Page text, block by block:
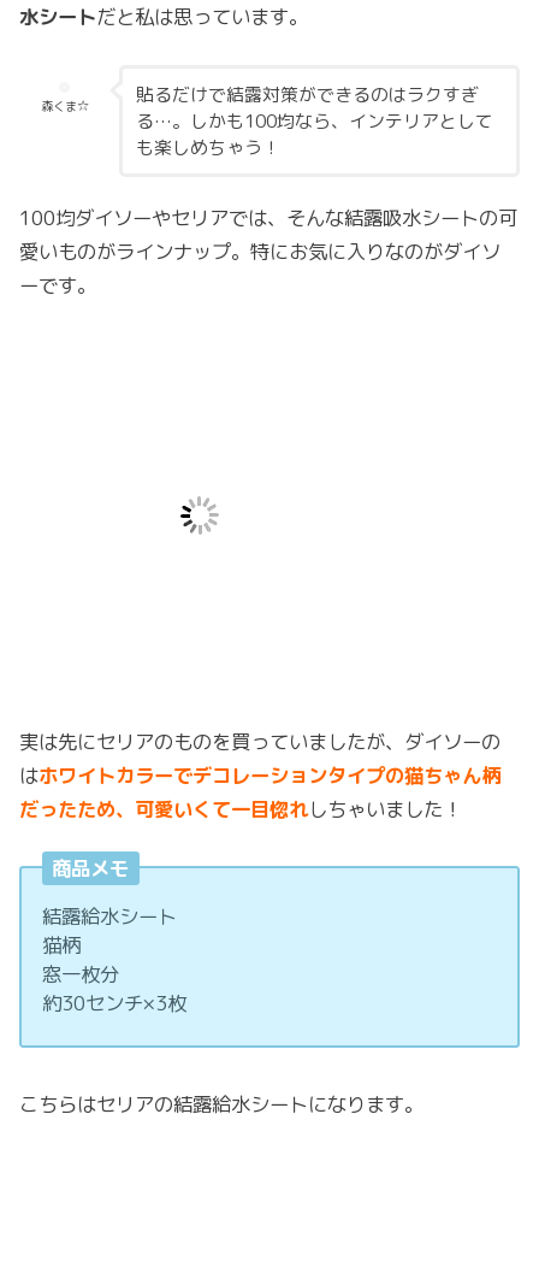
水シートだと私は思っています。
森くま☆
貼るだけで結露対策ができるのはラクすぎ
る…。しかも100均なら、インテリアとして
も楽しめちゃう！
100均ダイソーやセリアでは、そんな結露吸水シートの可
愛いものがラインナップ。特にお気に入りなのがダイソ
ーです。
実は先にセリアのものを買っていましたが、ダイソーの
はホワイトカラーでデコレーションタイプの猫ちゃん柄
だったため、可愛いくて一目惚れしちゃいました！
商品メモ
結露給水シート
猫柄
窓一枚分
約30センチ×3枚
こちらはセリアの結露給水シートになります。